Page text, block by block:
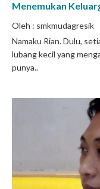
Menemukan
Oleh : smkmudagresik
Namaku Rian. Dulu,
lubang kecil yang
punya..